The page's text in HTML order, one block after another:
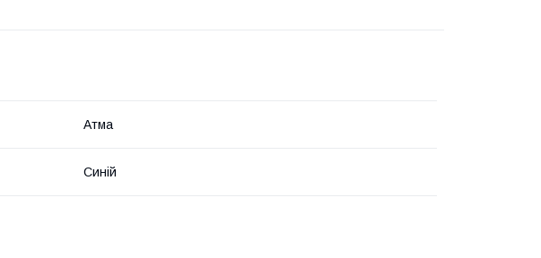
Атма
Синій